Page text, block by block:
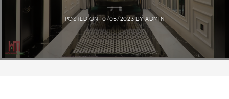
POSTED ON10/05/2023BYADMIN